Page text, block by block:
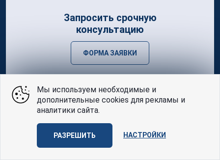
GDPR Compliant
Управление cookie
Запросить срочную
консультацию
ФОРМА ЗАЯВКИ
Мы используем необходимые и
дополнительные cookies для рекламы и
аналитики сайта.
РАЗРЕШИТЬ НАСТРОЙКИ